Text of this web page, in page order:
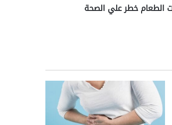
الطعام خطر علي الصحة